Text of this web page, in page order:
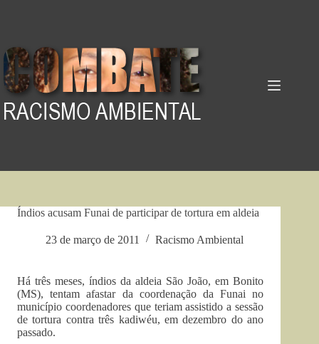
Índios acusam Funai de participar de tortura em aldeia
23 de março de 2011 Racismo Ambiental
Há três meses, índios da aldeia São João, em Bonito
(MS), tentam afastar da coordenação da Funai no
município coordenadores que teriam assistido a sessão
de tortura contra três kadiwéu, em dezembro do ano
passado.